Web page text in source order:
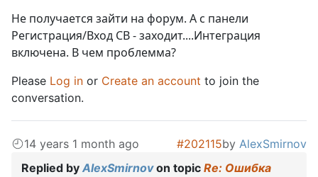
Не получается зайти на форум. А с панели
Регистрация/Вход СВ - заходит....Интеграция
включена. В чем проблемма?
Please Log in or Create an account to join the
conversation.
14 years 1 month ago #202115by AlexSmirnov
Replied by AlexSmirnovon topic Re: Ошибка